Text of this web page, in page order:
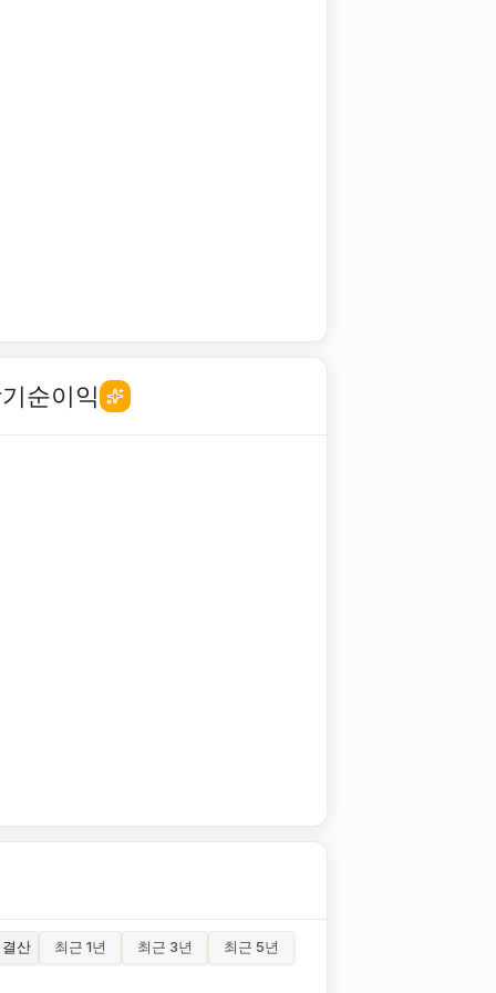
순이익
결산 최근 1년 최근 3년 최근 5년